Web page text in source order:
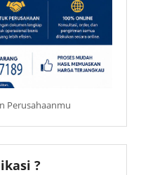
Perusahaanmu
?